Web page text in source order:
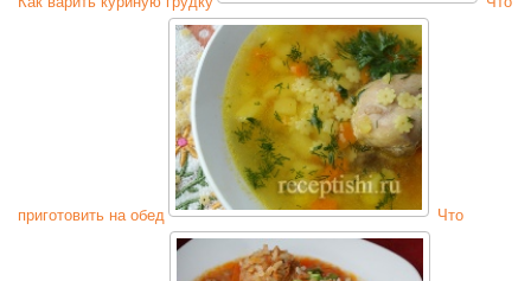
приготовить на обед Что